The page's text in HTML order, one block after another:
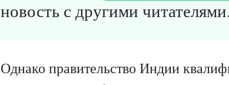
новость с другими
Однако правительство Индии